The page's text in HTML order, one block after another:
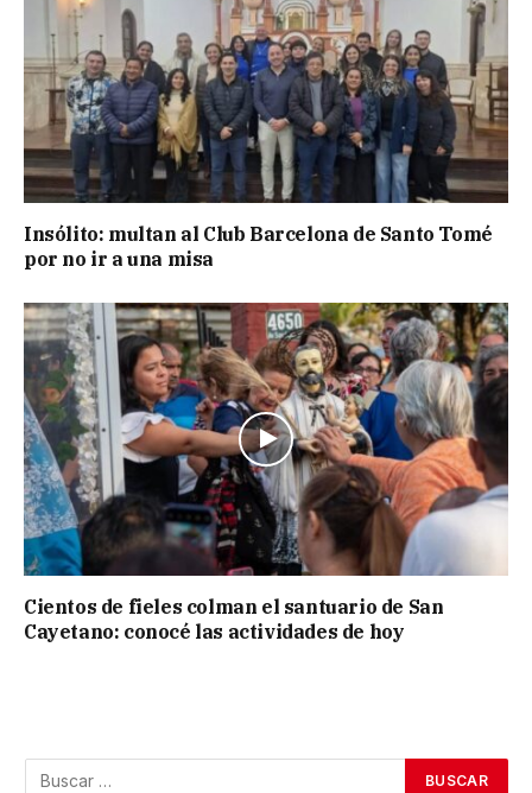
Insólito: multan al Club Barcelona de Santo Tomé
por no ir a una misa
Cientos de fieles colman el santuario de San
Cayetano: conocé las actividades de hoy